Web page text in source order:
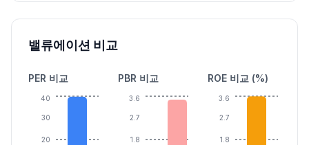
밸류에이션 비교
PER 비교
20
30
40
PBR 비교
1.8
2.7
3.6
ROE 비교 (%)
1.8
2.7
3.6